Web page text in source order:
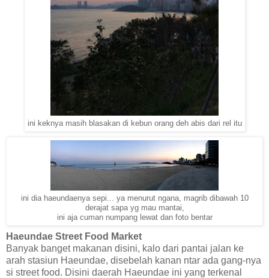
ini keknya masih blasakan di kebun orang deh abis dari rel itu
ini dia haeundaenya sepi... ya menurut ngana, magrib dibawah 10
derajat sapa yg mau mantai,
ini aja cuman numpang lewat dan foto bentar
Haeundae Street Food Market
Banyak banget makanan disini, kalo dari pantai jalan ke
arah stasiun Haeundae, disebelah kanan ntar ada gang-nya
si street food. Disini daerah Haeundae ini yang terkenal